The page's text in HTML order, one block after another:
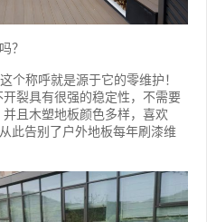
？
个称呼就是源于它的零维护！
裂具有很强的稳定性，不需要
且木塑地板颜色多样，喜欢
此告别了户外地板每年刷漆维